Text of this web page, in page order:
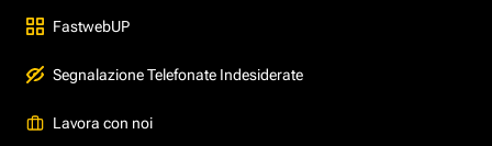
FastwebUP
Segnalazione Telefonate Indesiderate
Lavora con noi